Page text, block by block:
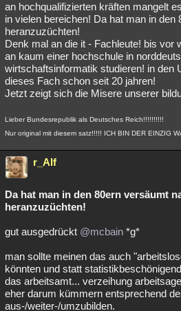
an hochqualifizierten kräften mangelt
in vielen bereichen! Da hat man in
heranzuzüchten!
Denk mal an die it - Fachleute! bis vor
an kaum einer hochschule in
wirtschaftsinformatik studieren! in den
dieses Fach schon seit 20 jahren!
Jetzt zeigt sich die Misere unserer
Lieber Bundesrepublik als Deutsches Reich!!!!!!!!!!
Nur original mit diesem satz!!!!! ICH BIN DER EINZIG
r_Alf
Da hat man in den 80ern versäumt
heranzuzüchten!
gut ausgedrückt @mcbain *g*
man sollte meinen das auch
könnten und statt
das arbeitsamt... verzeihung
eher darum kümmern entsprechend
aus-/weiter-/umzubilden.